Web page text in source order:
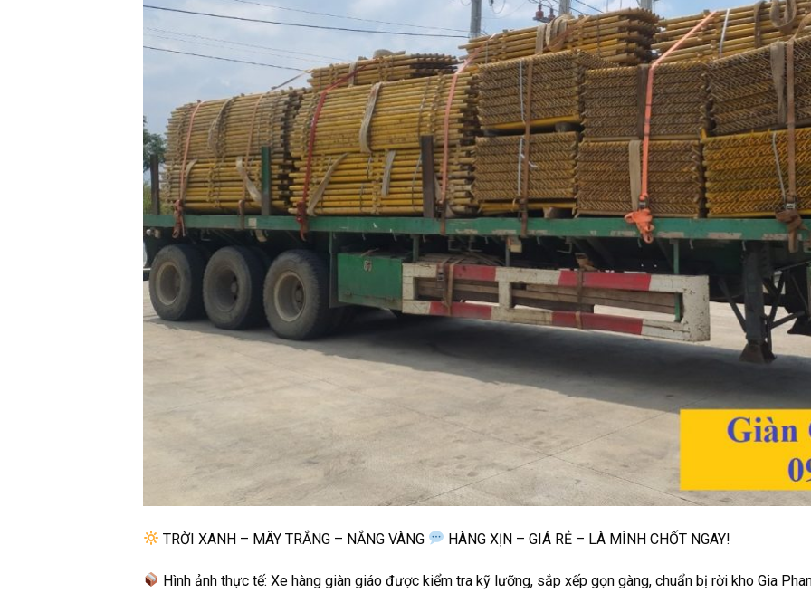
TRỜI XANH – MÂY TRẮNG – NẮNG VÀNG HÀNG XỊN – GIÁ RẺ – LÀ MÌNH CHỐT NGAY!
Hình ảnh thực tế: Xe hàng giàn giáo được kiểm tra kỹ lưỡng, sắp xếp gọn gàng, chuẩn bị rời kho Gia